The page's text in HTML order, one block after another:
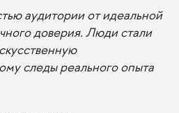
аудитории от идеальной
доверия. Люди стали
следы реального опыта